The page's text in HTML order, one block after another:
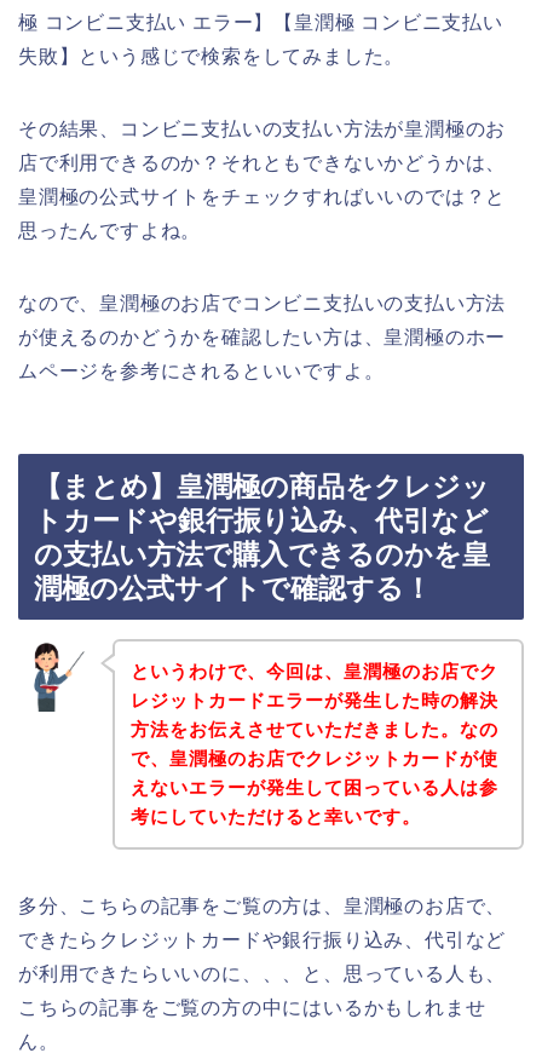
極 コンビニ支払い エラー】【皇潤極 コンビニ支払い
失敗】という感じで検索をしてみました。
その結果、コンビニ支払いの支払い方法が皇潤極のお
店で利用できるのか？それともできないかどうかは、
皇潤極の公式サイトをチェックすればいいのでは？と
思ったんですよね。
なので、皇潤極のお店でコンビニ支払いの支払い方法
が使えるのかどうかを確認したい方は、皇潤極のホー
ムページを参考にされるといいですよ。
【まとめ】皇潤極の商品をクレジッ
トカードや銀行振り込み、代引など
の支払い方法で購入できるのかを皇
潤極の公式サイトで確認する！
というわけで、今回は、皇潤極のお店でク
レジットカードエラーが発生した時の解決
方法をお伝えさせていただきました。なの
で、皇潤極のお店でクレジットカードが使
えないエラーが発生して困っている人は参
考にしていただけると幸いです。
多分、こちらの記事をご覧の方は、皇潤極のお店で、
できたらクレジットカードや銀行振り込み、代引など
が利用できたらいいのに、、、と、思っている人も、
こちらの記事をご覧の方の中にはいるかもしれませ
ん。